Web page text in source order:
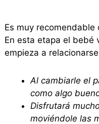
Es muy
En esta etapa el bebé
empieza a
Al cambiarle el
como algo
Disfrutará
moviéndole las